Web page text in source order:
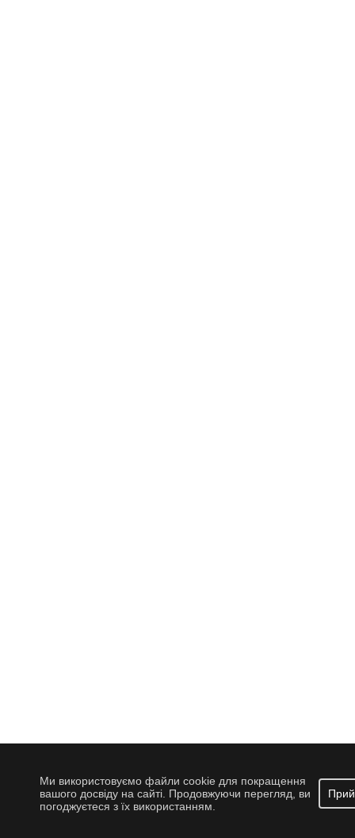
Ми використовуємо файли cookie для покращення
вашого досвіду на сайті. Продовжуючи перегляд, ви
погоджуєтеся з їх використанням.